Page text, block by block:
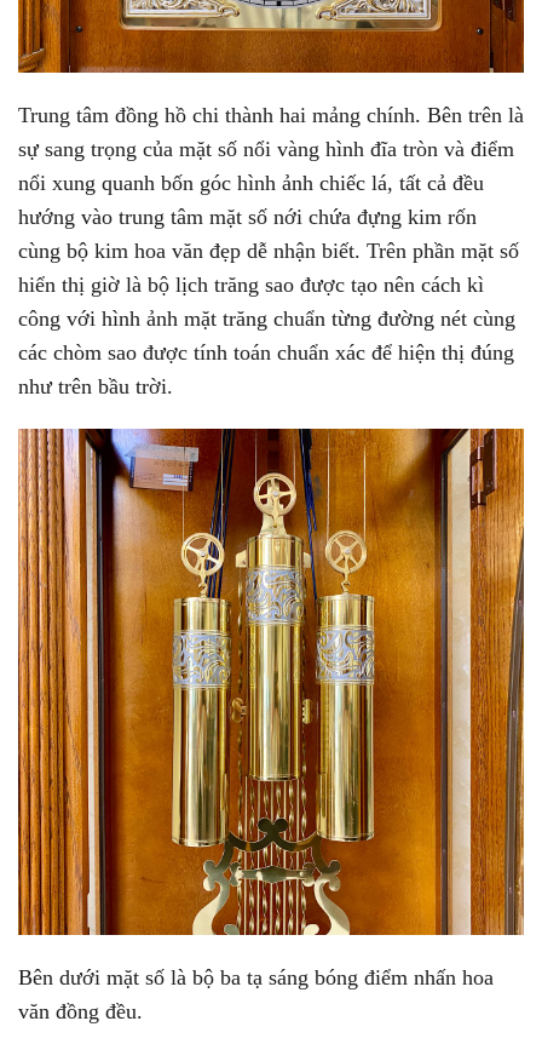
Trung tâm đồng hồ chi thành hai mảng chính. Bên trên là
sự sang trọng của mặt số nổi vàng hình đĩa tròn và điểm
nổi xung quanh bốn góc hình ảnh chiếc lá, tất cả đều
hướng vào trung tâm mặt số nới chứa đựng kim rốn
cùng bộ kim hoa văn đẹp dễ nhận biết. Trên phần mặt số
hiển thị giờ là bộ lịch trăng sao được tạo nên cách kì
công với hình ảnh mặt trăng chuẩn từng đường nét cùng
các chòm sao được tính toán chuẩn xác để hiện thị đúng
như trên bầu trời.
Bên dưới mặt số là bộ ba tạ sáng bóng điểm nhấn hoa
văn đồng đều.